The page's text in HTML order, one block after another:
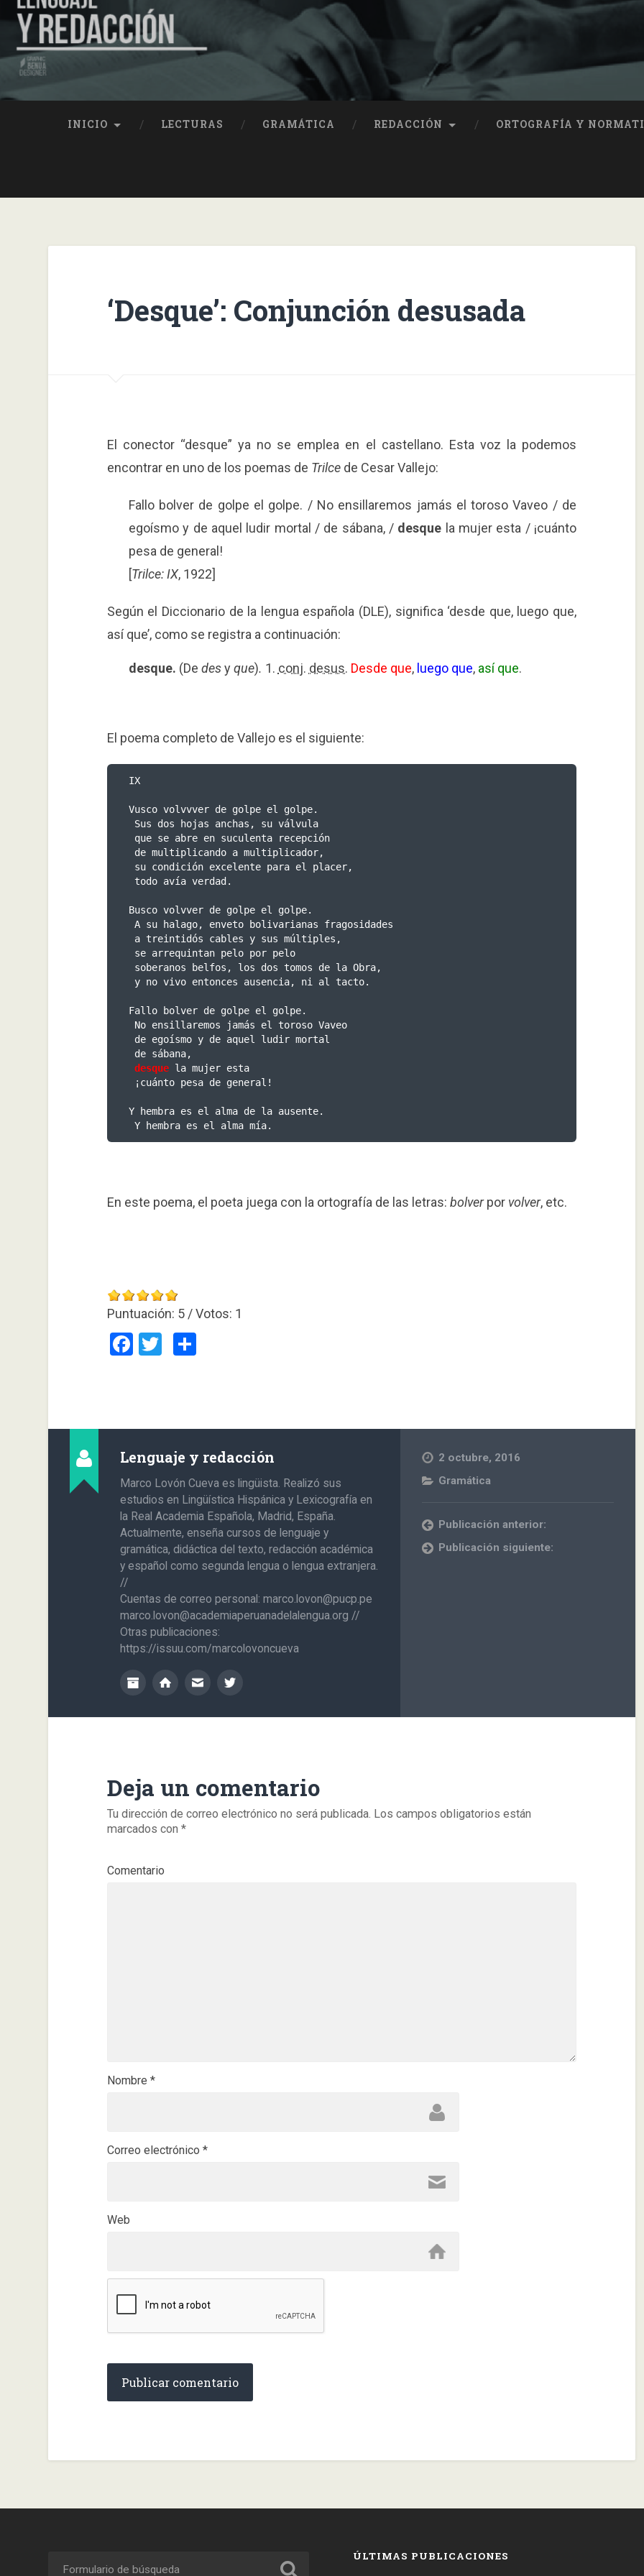
INICIO LECTURAS GRAMÁTICA REDACCIÓN ORTOGRAFÍA Y
‘Desque’: Conjunción desusada
El conector “desque” ya no se emplea en el castellano. Esta voz la podemos
encontrar en uno de los poemas de Trilcede Cesar Vallejo:
Fallo bolver de golpe el golpe. / No ensillaremos jamás el toroso Vaveo / de
egoísmo y de aquel ludir mortal / de sábana, / desque la mujer esta / ¡cuánto
pesa de general!
[Trilce: IX, 1922]
Según el Diccionario de la lengua española (DLE), significa ‘desde que, luego que,
así que’, como se registra a continuación:
desque. (De desyque). 1. conj. desus. Desde que, luego que, así que.
El poema completo de Vallejo es el siguiente:
IX
Vusco volvvver de golpe el golpe.
Busco volvver de golpe el golpe.
Fallo bolver de golpe el golpe.
desque la mujer esta
Y hembra es el alma de la ausente.
Y hembra es el alma mía.
En este poema, el poeta juega con la ortografía de las letras: bolverpor volver, etc.
Puntuación: 5/ Votos: 1
Facebook
TwitterCompartir
Lenguaje y redacción
Marco Lovón Cueva es lingüista. Realizó sus
estudios en Lingüística Hispánica y Lexicografía en
la Real Academia Española, Madrid, España.
Actualmente, enseña cursos de lenguaje y
gramática, didáctica del texto, redacción académica
y español como segunda lengua o lengua extranjera.
//
Cuentas de correo personal: marco.lovon@pucp.pe
marco.lovon@academiaperuanadelalengua.org //
Otras publicaciones:
https://issuu.com/marcolovoncueva
2 octubre, 2016
Gramática
Publicación anterior:
Publicación siguiente:
Deja un comentario
Tu dirección de correo electrónico no será publicada. Los campos obligatorios están
marcados con *
Comentario
Nombre *
Correo electrónico *
Web
ÚLTIMAS PUBLICACIONES